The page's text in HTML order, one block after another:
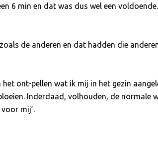
6 min en dat was dus wel een
de anderen en dat hadden die
ont-pellen wat ik mij in het gezin
Inderdaad, volhouden, de normale
mij’.